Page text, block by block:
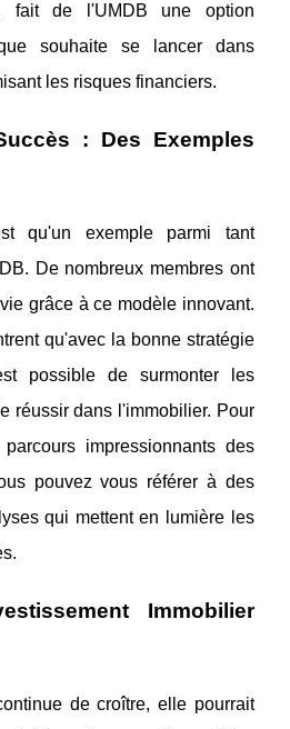
fait de l'UMDB une option
souhaite se lancer dans
les risques financiers.
: Des Exemples
qu'un exemple parmi tant
De nombreux membres ont
grâce à ce modèle innovant.
qu'avec la bonne stratégie
possible de surmonter les
réussir dans l'immobilier. Pour
impressionnants des
pouvez vous référer à des
qui mettent en lumière les
Immobilier
de croître, elle pourrait